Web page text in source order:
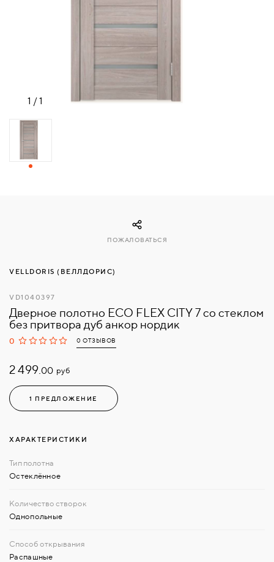
СТАТЬИ
С
1 /1
VELLDORIS (ВЕЛЛДОРИС)
VD1040397
Дверное полотно ECO FLEX CITY 7 со стеклом
без притвора дуб анкор нордик
0 0 ОТЗЫВОВ
2 499.00 руб
1 ПРЕДЛОЖЕНИЕ
ПОЖАЛОВАТЬСЯ
ХАРАКТЕРИСТИКИ
Остеклённое
Однопольные
Распашные